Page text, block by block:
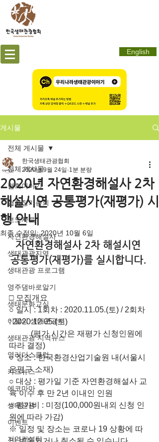
English
게시물
전체 게시물
협회이야기
협회정기총회
보도자료
자연환경해설사
생태관광지역
생태관광 프로그램
영주댐바로알기
생태문화교실
이달의 생태관광지
생태관광 지역뉴스
영리더스클럽
카드뉴스
에코마마
생태관광
이벤트
지역컨설팅
전체 게시물
2020년 자연환경해설사 2차
해설시연 공통평가(재평가) 시
행 안내
한국생태관광협회
2020년 9월 24일 1분 분량
최종 수정일:2020년 10월 6일
자연환경해설사 2차 해설시연
공통평가(재평가)를 실시합니다.
□ 모집개요
○ 일시 : 1회차 : 2020.11.05.(토) / 2회차
: 2020.12.05.(토)
           (평가 시간은 재평가 신청인원에
따라 결정)
○ 장소 : 한국환경산업기술원 내(서울시
은평구 소재)
○ 대상 : 평가일 기준 자연환경해설사 교
육 이수 후 만 2년 이내인 인원
○ 평가비 : 미정(100,000원내외 신청 인
원에 따라 가감)
※ 일정 및 장소는 코로나 19 상황에 따